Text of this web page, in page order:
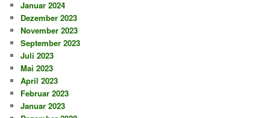
Januar 2024
Dezember 2023
November 2023
September 2023
Juli 2023
Mai 2023
April 2023
Februar 2023
Januar 2023